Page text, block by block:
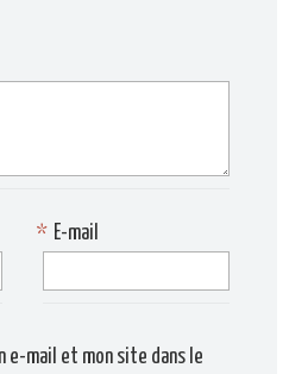
E-mail
*
e-mail et mon site dans le